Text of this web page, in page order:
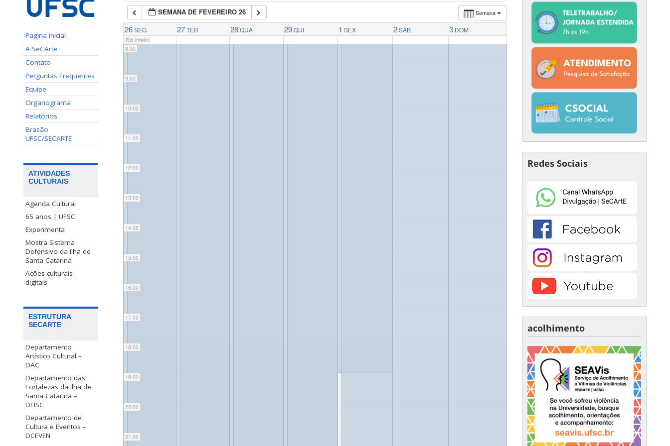
Pagina inicial
A SeCArte
Contato
Perguntas Frequentes
Equipe
Organograma
Relatórios
Brasão
UFSC/SECARTE
ATIVIDADES
CULTURAIS
Agenda Cultural
65 anos | UFSC
Experimenta
Mostra Sistema
Defensivo da Ilha de
Santa Catarina
Ações culturais
digitais
ESTRUTURA
SECARTE
Departamento
Artístico Cultural –
DAC
Departamento das
Fortalezas da Ilha de
Santa Catarina –
DFISC
Departamento de
Cultura e Eventos –
DCEVEN
Semana
SEMANA DE FEVEREIRO 26
26 SEG 27 TER 28 QUA 29 QUI 1 SEX 2 SÁB 3 DOM
Dia inteiro
7:00
8:00
9:00
10:00
11:00
12:00
13:00
14:00
15:00
16:00
17:00
18:00
19:00
20:00
21:00
Redes Sociais
acolhimento